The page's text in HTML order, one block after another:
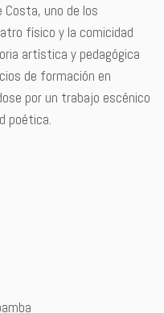
Costa, uno de los
físico y la comicidad
artística y pedagógica
de formación en
por un trabajo escénico
poética.